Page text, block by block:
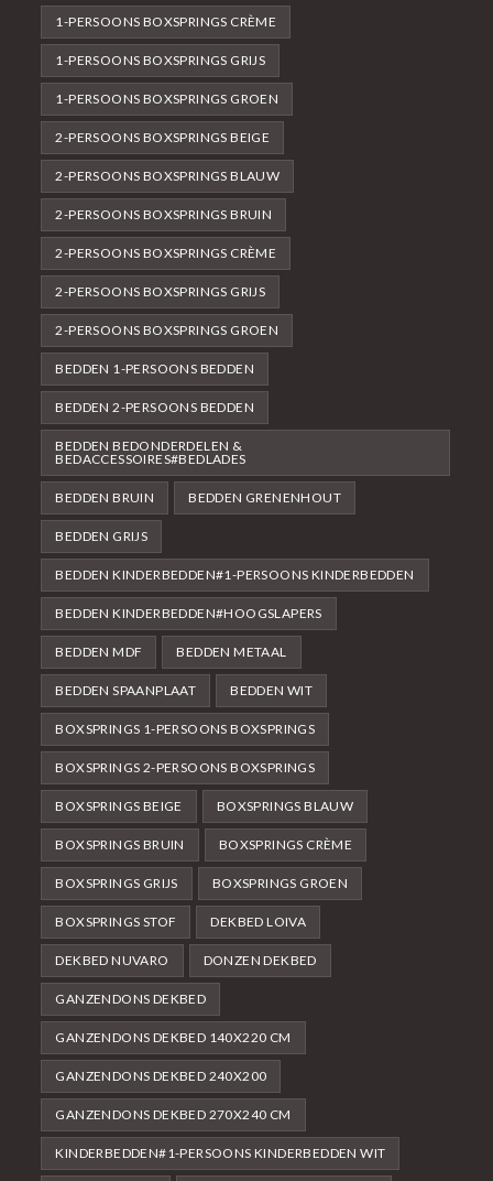
1-PERSOONS BOXSPRINGS CRÈME
1-PERSOONS BOXSPRINGS GRIJS
1-PERSOONS BOXSPRINGS GROEN
2-PERSOONS BOXSPRINGS BEIGE
2-PERSOONS BOXSPRINGS BLAUW
2-PERSOONS BOXSPRINGS BRUIN
2-PERSOONS BOXSPRINGS CRÈME
2-PERSOONS BOXSPRINGS GRIJS
2-PERSOONS BOXSPRINGS GROEN
BEDDEN 1-PERSOONS BEDDEN
BEDDEN 2-PERSOONS BEDDEN
BEDDEN BEDONDERDELEN &
BEDACCESSOIRES#BEDLADES
BEDDEN BRUIN BEDDEN GRENENHOUT
BEDDEN GRIJS
BEDDEN KINDERBEDDEN#1-PERSOONS KINDERBEDDEN
BEDDEN KINDERBEDDEN#HOOGSLAPERS
BEDDEN MDF BEDDEN METAAL
BEDDEN SPAANPLAAT BEDDEN WIT
BOXSPRINGS 1-PERSOONS BOXSPRINGS
BOXSPRINGS 2-PERSOONS BOXSPRINGS
BOXSPRINGS BEIGE BOXSPRINGS BLAUW
BOXSPRINGS BRUIN BOXSPRINGS CRÈME
BOXSPRINGS GRIJS BOXSPRINGS GROEN
BOXSPRINGS STOF DEKBED LOIVA
DEKBED NUVARO DONZEN DEKBED
GANZENDONS DEKBED
GANZENDONS DEKBED 140X220 CM
GANZENDONS DEKBED 240X200
GANZENDONS DEKBED 270X240 CM
KINDERBEDDEN#1-PERSOONS KINDERBEDDEN WIT